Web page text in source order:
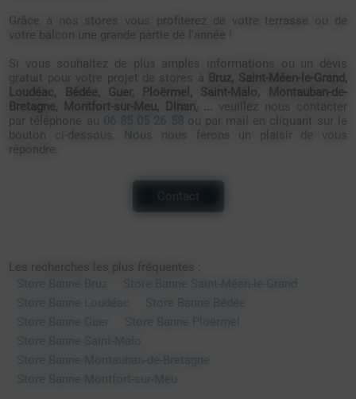
Grâce à nos stores vous profiterez de votre terrasse ou de
votre balcon une grande partie de l'année !
Si vous souhaitez de plus amples informations ou un devis
gratuit pour votre projet de stores à Bruz, Saint-Méen-le-Grand,
Loudéac, Bédée, Guer, Ploërmel, Saint-Malo, Montauban-de-
Bretagne, Montfort-sur-Meu, Dinan, ...
veuillez nous contacter
par téléphone au
ou par mail en cliquant sur le
bouton ci-dessous. Nous nous ferons un plaisir de vous
répondre.
Les recherches les plus fréquentes :